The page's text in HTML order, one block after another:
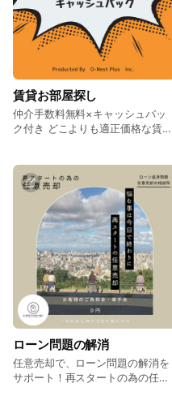
賃貸お部屋探し
仲介手数料無料×キャッシュバッ
ク付き どこよりも適正価格な賃貸
ンで完結可能 ●不動産のプロ、宅
建士がサポート ●現地集合、現地
解散可能 ●送迎可能 ●採寸サポー
ト ●提携の引越し業者紹介可能 ●
持込物件も、物件ご提案も可能
ローン問題の解消
任意売却で、ローン問題の解消を
サポート！再スタートの為の任意